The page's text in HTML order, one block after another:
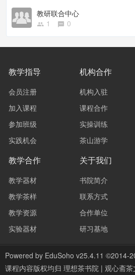
教研联合中心
1
0
教学指导
会员注册
加入课程
参加班级
实践机会
机构合作
机构入驻
课程合作
实操训练
茶山游学
教学合作
教学器材
教学茶样
教学资源
实验器材
关于我们
书院简介
联系方式
合作单位
研习基地
Powered by EduSoho v25.4.11 ©2014-
课程内容版权均归 理想茶书院 | 观心斋